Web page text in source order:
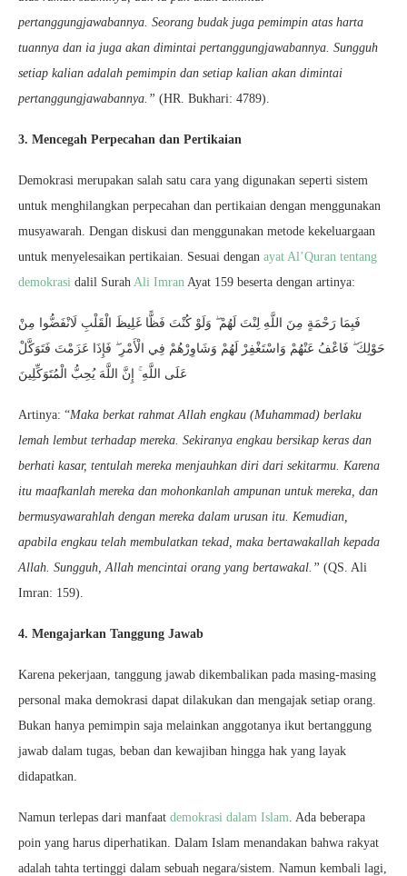
pertanggungjawabannya. Seorang budak juga pemimpin atas harta
tuannya dan ia juga akan dimintai pertanggungjawabannya. Sungguh
setiap kalian adalah pemimpin dan setiap kalian akan dimintai
pertanggungjawabannya.” (HR. Bukhari: 4789).
3. Mencegah Perpecahan dan Pertikaian
Demokrasi merupakan salah satu cara yang digunakan seperti sistem
untuk menghilangkan perpecahan dan pertikaian dengan menggunakan
musyawarah. Dengan diskusi dan menggunakan metode kekeluargaan
untuk menyelesaikan pertikaian. Sesuai dengan ayat Al’Quran tentang
demokrasi dalil Surah Ali Imran Ayat 159 beserta dengan artinya:
فَبِمَا رَحْمَةٍ مِنَ اللَّهِ لِنْتَ لَهُمْ ۖ وَلَوْ كُنْتَ فَظًّا غَلِيظَ الْقَلْبِ لَانْفَضُّوا مِنْ
حَوْلِكَ ۖ فَاعْفُ عَنْهُمْ وَاسْتَغْفِرْ لَهُمْ وَشَاوِرْهُمْ فِي الْأَمْرِ ۖ فَإِذَا عَزَمْتَ فَتَوَكَّلْ
عَلَى اللَّهِ ۚ إِنَّ اللَّهَ يُحِبُّ الْمُتَوَكِّلِينَ
Artinya: “Maka berkat rahmat Allah engkau (Muhammad) berlaku
lemah lembut terhadap mereka. Sekiranya engkau bersikap keras dan
berhati kasar, tentulah mereka menjauhkan diri dari sekitarmu. Karena
itu maafkanlah mereka dan mohonkanlah ampunan untuk mereka, dan
bermusyawarahlah dengan mereka dalam urusan itu. Kemudian,
apabila engkau telah membulatkan tekad, maka bertawakallah kepada
Allah. Sungguh, Allah mencintai orang yang bertawakal.” (QS. Ali
Imran: 159).
4. Mengajarkan Tanggung Jawab
Karena pekerjaan, tanggung jawab dikembalikan pada masing-masing
personal maka demokrasi dapat dilakukan dan mengajak setiap orang.
Bukan hanya pemimpin saja melainkan anggotanya ikut bertanggung
jawab dalam tugas, beban dan kewajiban hingga hak yang layak
didapatkan.
Namun terlepas dari manfaat demokrasi dalam Islam. Ada beberapa
poin yang harus diperhatikan. Dalam Islam menandakan bahwa rakyat
adalah tahta tertinggi dalam sebuah negara/sistem. Namun kembali lagi,